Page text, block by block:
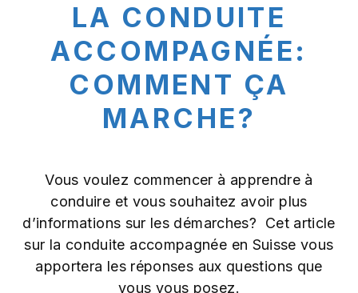
LA CONDUITE
ACCOMPAGNÉE:
COMMENT ÇA
MARCHE?
Vous voulez commencer à apprendre à
conduire et vous souhaitez avoir plus
d’informations sur les démarches? Cet article
sur la conduite accompagnée en Suisse vous
apportera les réponses aux questions que
vous vous posez.